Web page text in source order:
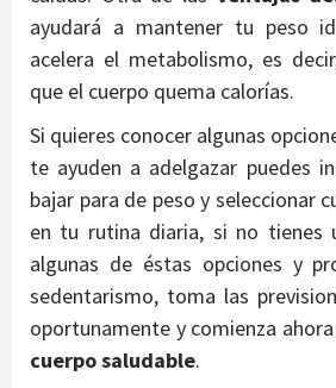
ayudará a mantener tu peso
acelera el metabolismo, es
que el cuerpo quema calorías.
Si quieres conocer algunas
te ayuden a adelgazar puedes
bajar para de peso y seleccionar
en tu rutina diaria, si no tienes
algunas de éstas opciones y
sedentarismo, toma las
oportunamente y comienza
cuerpo saludable.